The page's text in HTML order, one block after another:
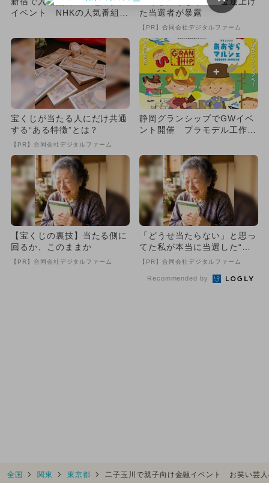
イベント NHKの人気番組が
た当選者が暴露
【PR】合同会社デジタルファーム
宝くじが当たる人にだけ共通
する“ある特徴”とは？
【PR】合同会社デジタルファーム
静岡グランシップでGWイベ
ント開催 プラモデル工作＆
【宝くじの裏技】当たる側に
回るか、このままか
【PR】合同会社デジタルファーム
「どうせ当たらない」と思っ
てた私が本当に当選した“買
い方”がこれ
【PR】合同会社デジタルファーム
Recommended by
全国 関東 東京都 二子玉川で親子向け金融イベント お笑い芸